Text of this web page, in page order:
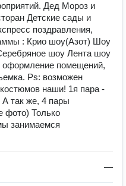
Дед Мороз и
Детские сады и
поздравления,
: Крио шоу(Азот) Шоу
шоу Лента шоу
помещений,
Ps: возможен
наши! 1я пара -
так же, 4 пары
фото) Только
занимаемся
—